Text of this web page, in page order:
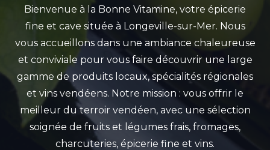
Bienvenue à la Bonne Vitamine, votre épicerie
fine et cave située à Longeville-sur-Mer. Nous
vous accueillons dans une ambiance chaleureuse
et conviviale pour vous faire découvrir une large
gamme de produits locaux, spécialités régionales
et vins vendéens. Notre mission : vous offrir le
meilleur du terroir vendéen, avec une sélection
soignée de fruits et légumes frais, fromages,
charcuteries, épicerie fine et vins.